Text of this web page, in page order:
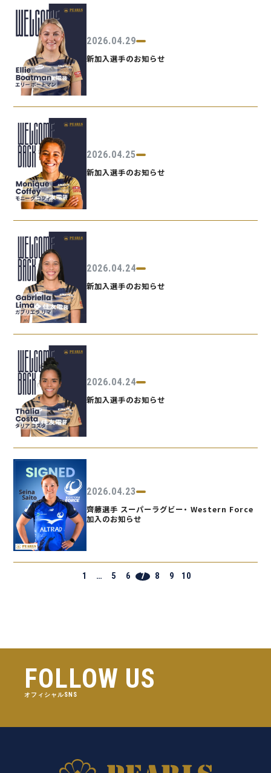
2026.04.29
新加入選手のお知らせ
2026.04.25
新加入選手のお知らせ
2026.04.24
新加入選手のお知らせ
2026.04.24
新加入選手のお知らせ
2026.04.23
齊藤選手 スーパーラグビー・ Western Force
加入のお知らせ
1 … 5 6 7 8 9 10
FOLLOW US
オフィシャルSNS